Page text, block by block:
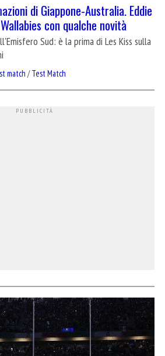
di Giappone-Australia. Eddie
con qualche novità
Sud: è la prima di Les Kiss sulla
match /Test Match